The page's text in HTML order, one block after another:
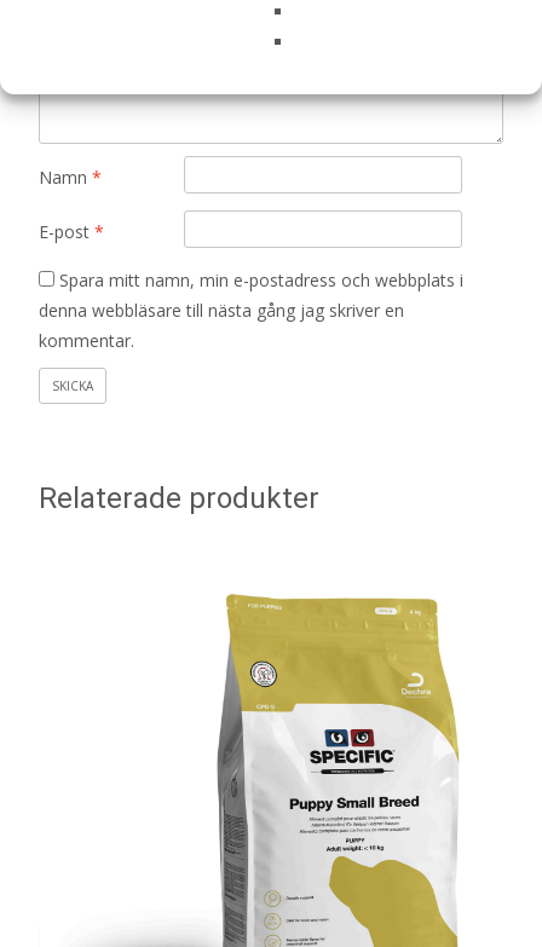
Namn *
E-post *
Spara mitt namn, min e-postadress och webbplats i
denna webbläsare till nästa gång jag skriver en
kommentar.
Relaterade produkter